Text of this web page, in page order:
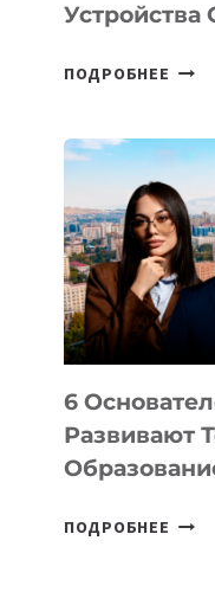
Устройства
ПОДРОБНЕЕ СТАЛИ
ВИДА
ОТ
6
Развивают
ПОДРОБНЕЕ